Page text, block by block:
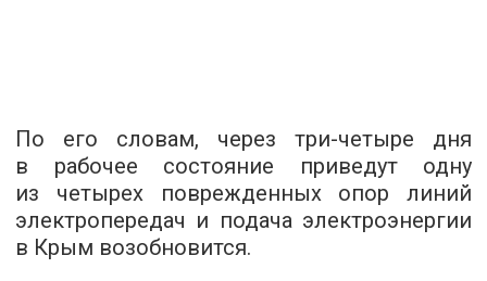
По его словам, через три-четыре дня
в рабочее состояние приведут одну
из четырех поврежденных опор линий
электропередач и подача электроэнергии
в Крым возобновится.